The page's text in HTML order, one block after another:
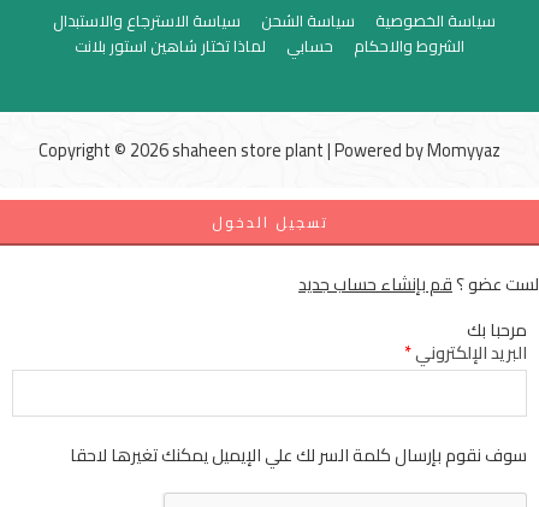
سياسة الخصوصية سياسة الشحن
سياسة الاسترجاع والاستبدال
الشروط والاحكام
حسابي لماذا تختار شاهين استور بلانت
Copyright © 2026 shaheen store plant | Powered byMomyyaz
تسجيل الدخول
لست عضو ؟قم بإنشاء حساب جديد
مرحبا بك
البريد الإلكتروني*
سوف نقوم بإرسال كلمة السر لك علي الإيميل يمكنك تغيرها لاحقا